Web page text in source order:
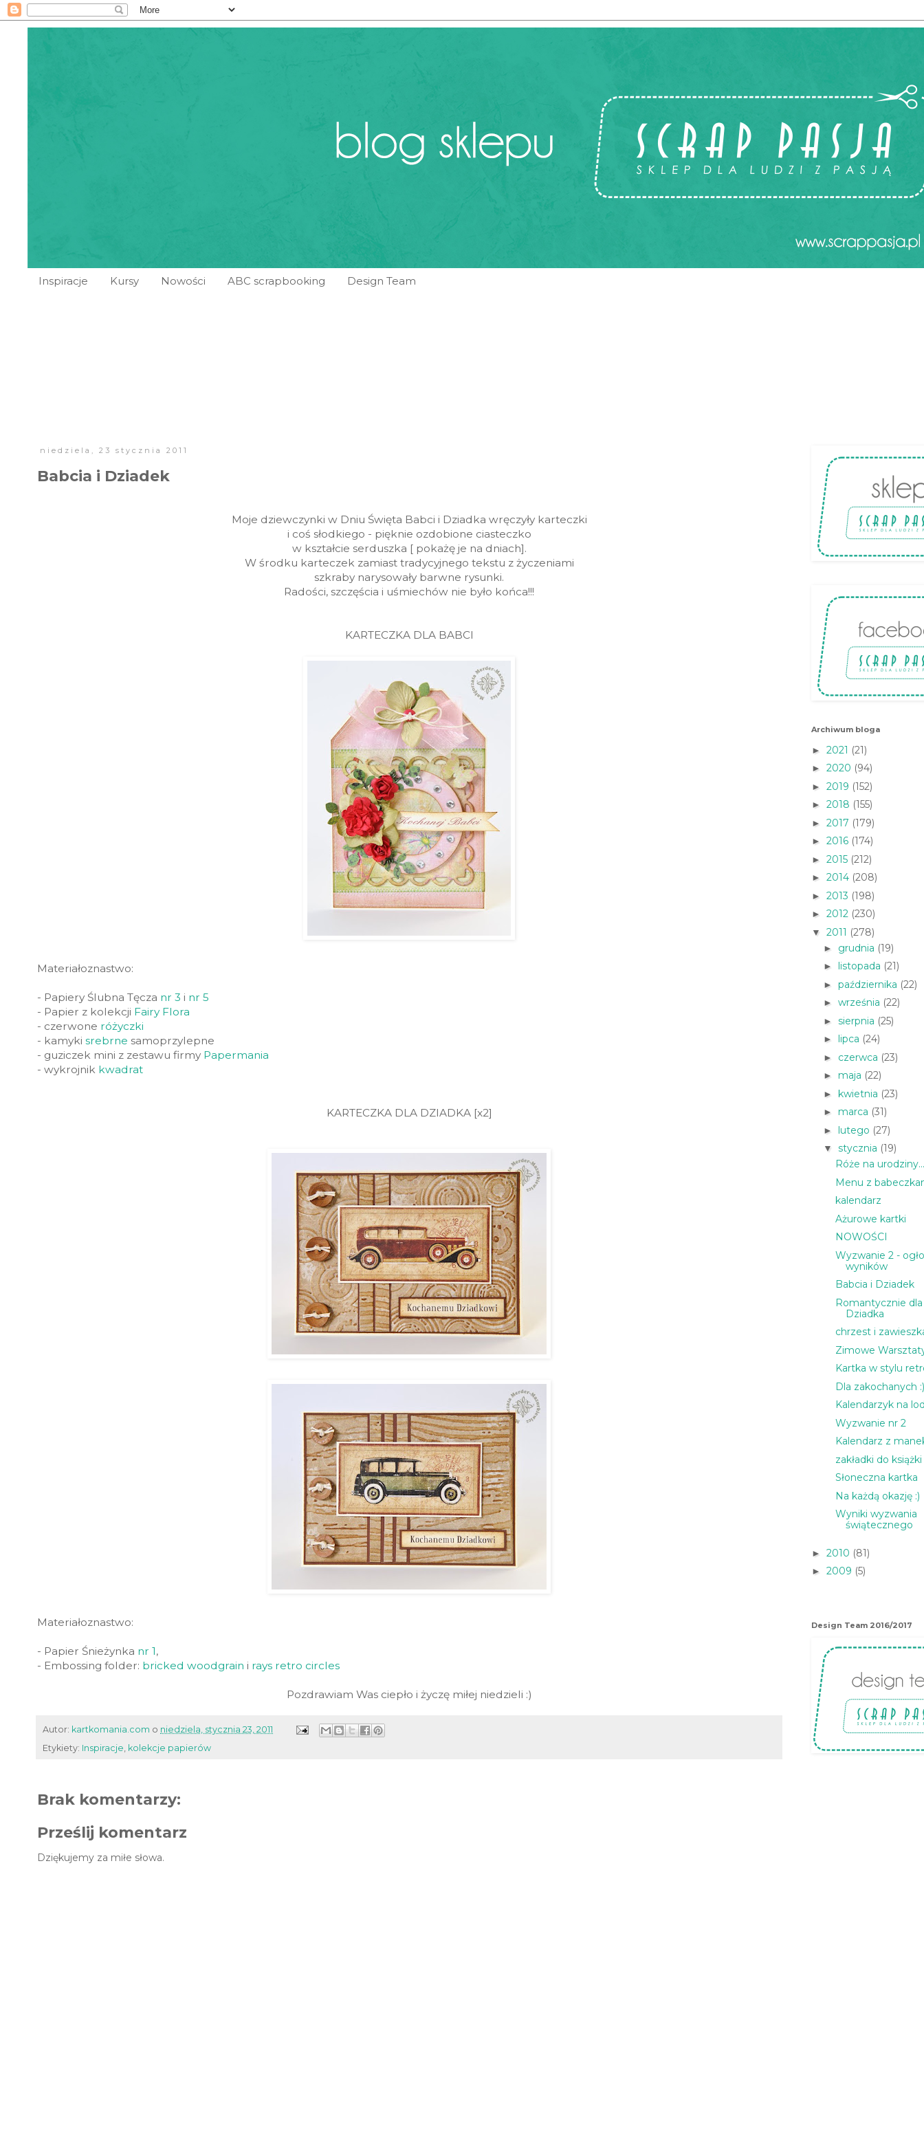
Inspiracje Kursy Nowości ABC scrapbooking Design Team
niedziela, 23 stycznia 2011
Babcia i Dziadek
Moje dziewczynki w Dniu Święta Babci i Dziadka wręczyły karteczki
i coś słodkiego - pięknie ozdobione ciasteczko
w kształcie serduszka [ pokażę je na dniach].
W środku karteczek zamiast tradycyjnego tekstu z życzeniami
szkraby narysowały barwne rysunki.
Radości, szczęścia i uśmiechów nie było końca!!!
KARTECZKA DLA BABCI
Materiałoznastwo:
- Papiery Ślubna Tęcza nr 3 i nr 5
- Papier z kolekcji Fairy Flora
- czerwone różyczki
- kamyki srebrne samoprzylepne
- guziczek mini z zestawu firmy Papermania
- wykrojnik kwadrat
KARTECZKA DLA DZIADKA [x2]
Materiałoznastwo:
- Papier Śnieżynka nr 1,
- Embossing folder: bricked woodgrain i rays retro circles
Pozdrawiam Was ciepło i życzę miłej niedzieli :)
Autor: kartkomania.com o niedziela, stycznia 23, 2011
Etykiety: Inspiracje kolekcje papierów
Brak komentarzy:
Prześlij komentarz
Dziękujemy za miłe słowa.
Archiwum bloga
► 2021 (21)
► 2020 (94)
► 2019 (152)
► 2018 (155)
► 2017 (179)
► 2016 (174)
► 2015 (212)
► 2014 (208)
► 2013 (198)
► 2012 (230)
▼ 2011 (278)
► grudnia (19)
► listopada (21)
► października (22)
► września (22)
► sierpnia (25)
► lipca (24)
► czerwca (23)
► maja (22)
► kwietnia (23)
► marca (31)
► lutego (27)
▼ stycznia (19)
Róże na urodziny...
Menu z
kalendarz
Ażurowe kartki
NOWOŚCI
Wyzwanie 2 -
wyników
Babcia i Dziadek
Romantycznie
Dziadka
chrzest i
Zimowe
Kartka w stylu
Dla zakochanych :)
Kalendarzyk na
Wyzwanie nr 2
Kalendarz z
zakładki do książki
Słoneczna kartka
Na każdą okazję :)
Wyniki wyzwania
świątecznego
► 2010 (81)
► 2009 (5)
Design Team 2016/2017